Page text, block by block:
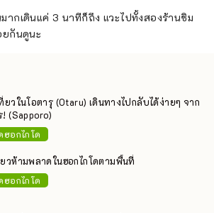
ากเดินแค่ 3 นาทีก็ถึง แวะไปทั้งสองร้านชิม
ยกันดูนะ
ยวในโอตารุ (Otaru) เดินทางไปกลับได้ง่ายๆ จาก
(Sapporo)
ฮอกไกโด
วห้ามพลาดในฮอกไกโดตามพื้นที่
ฮอกไกโด